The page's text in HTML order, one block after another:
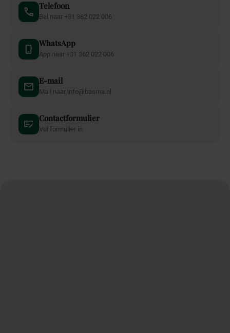
Telefoon
Bel naar +31 362 022 006
WhatsApp
App naar +31 362 022 006
E-mail
Mail naar info@basma.nl
Contactformulier
Vul formulier in